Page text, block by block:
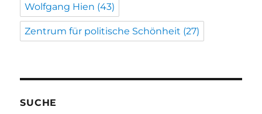
Wolfgang Hien (43)
Zentrum für politische Schönheit (27)
SUCHE